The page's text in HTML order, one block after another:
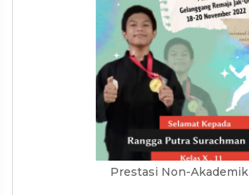
Prestasi Non-Akademik